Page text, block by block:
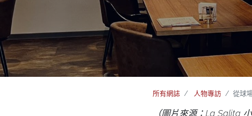
所有網誌 人物專訪 從球
（圖片來源：La Salita